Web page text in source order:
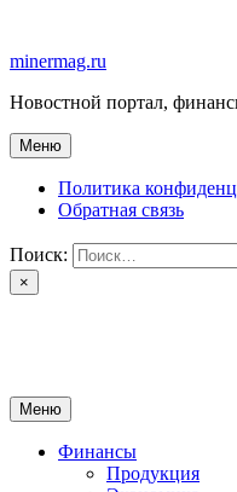
содержимому
minermag.ru
Новостной портал,
Меню
Политика
Обратная связь
Поиск:
×
Меню
Финансы
Продукция